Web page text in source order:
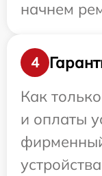
начнем
4
Как
и оплаты